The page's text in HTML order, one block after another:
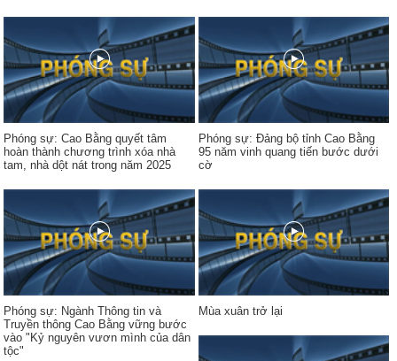
Phóng sự: Cao Bằng quyết tâm
hoàn thành chương trình xóa nhà
tam, nhà dột nát trong năm 2025
Phóng sự: Đảng bộ tỉnh Cao Bằng
95 năm vinh quang tiến bước dưới
cờ
Phóng sự: Ngành Thông tin và
Truyền thông Cao Bằng vững bước
vào "Kỷ nguyên vươn mình của dân
tộc"
Mùa xuân trở lại